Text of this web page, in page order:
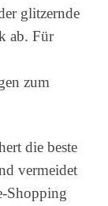
glitzernde
ab. Für
zum
die beste
vermeidet
Shopping